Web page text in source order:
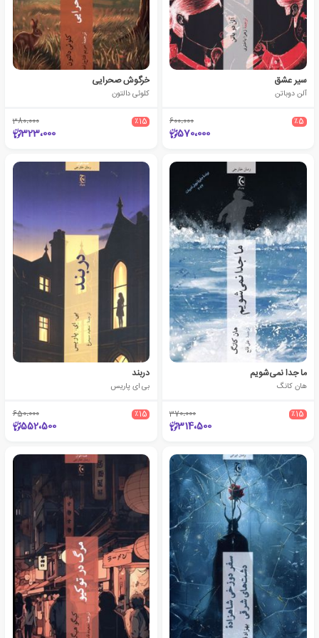
سیر عشق
آلن دوباتن
٪5 600،000
570،000
خرگوش صحرایی
کلوئی دالتون
٪15 380،000
323،000
ما جدا نمی‌شویم
هان کانگ
٪15 370،000
314،500
دربند
بی ای پاریس
٪15 650،000
552،500